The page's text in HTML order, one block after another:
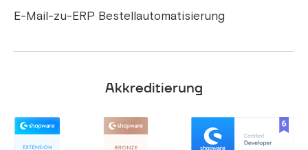
E-Mail-zu-ERP Bestellautomatisierung
Akkreditierung